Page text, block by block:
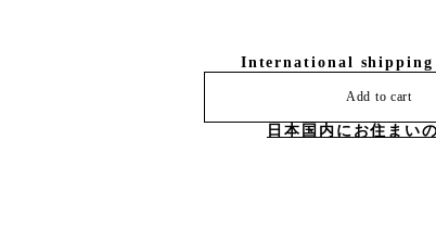
International shipping
Add to cart
日本国内にお住まい